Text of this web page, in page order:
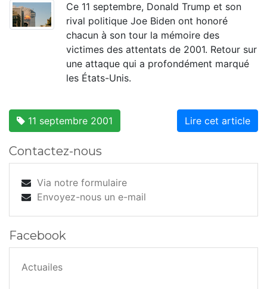
Ce 11 septembre, Donald Trump et son
rival politique Joe Biden ont honoré
chacun à son tour la mémoire des
victimes des attentats de 2001. Retour sur
une attaque qui a profondément marqué
les États-Unis.
Lire cet article
11 septembre 2001
Contactez-nous
Via notre formulaire
Envoyez-nous un e-mail
Facebook
Actuailes